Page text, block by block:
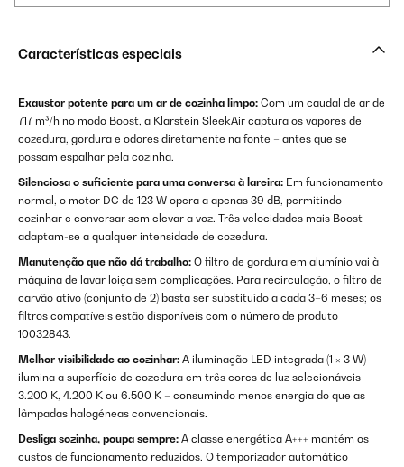
Características especiais
Exaustor potente para um ar de cozinha limpo: Com um caudal de ar de
717 m³/h no modo Boost, a Klarstein SleekAir captura os vapores de
cozedura, gordura e odores diretamente na fonte – antes que se
possam espalhar pela cozinha.
Silenciosa o suficiente para uma conversa à lareira: Em funcionamento
normal, o motor DC de 123 W opera a apenas 39 dB, permitindo
cozinhar e conversar sem elevar a voz. Três velocidades mais Boost
adaptam-se a qualquer intensidade de cozedura.
Manutenção que não dá trabalho: O filtro de gordura em alumínio vai à
máquina de lavar loiça sem complicações. Para recirculação, o filtro de
carvão ativo (conjunto de 2) basta ser substituído a cada 3–6 meses; os
filtros compatíveis estão disponíveis com o número de produto
10032843.
Melhor visibilidade ao cozinhar: A iluminação LED integrada (1 × 3 W)
ilumina a superfície de cozedura em três cores de luz selecionáveis –
3.200 K, 4.200 K ou 6.500 K – consumindo menos energia do que as
lâmpadas halogéneas convencionais.
Desliga sozinha, poupa sempre: A classe energética A+++ mantém os
custos de funcionamento reduzidos. O temporizador automático